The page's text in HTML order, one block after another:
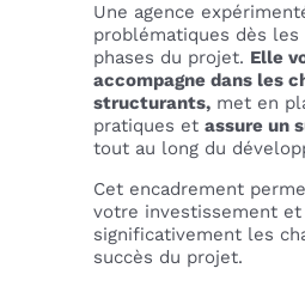
Une agence
problématiques dès les
phases du projet. Elle
accompagne dans les
structurants, met en
pratiques et assure un
tout au long du
Cet encadrement
votre investissement et
significativement les
succès du projet.